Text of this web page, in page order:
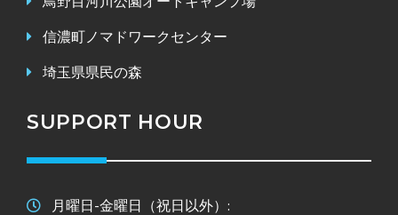
信濃町ノマドワークセンター
埼玉県県民の森
SUPPORT HOUR
月曜日-金曜日（祝日以外）: